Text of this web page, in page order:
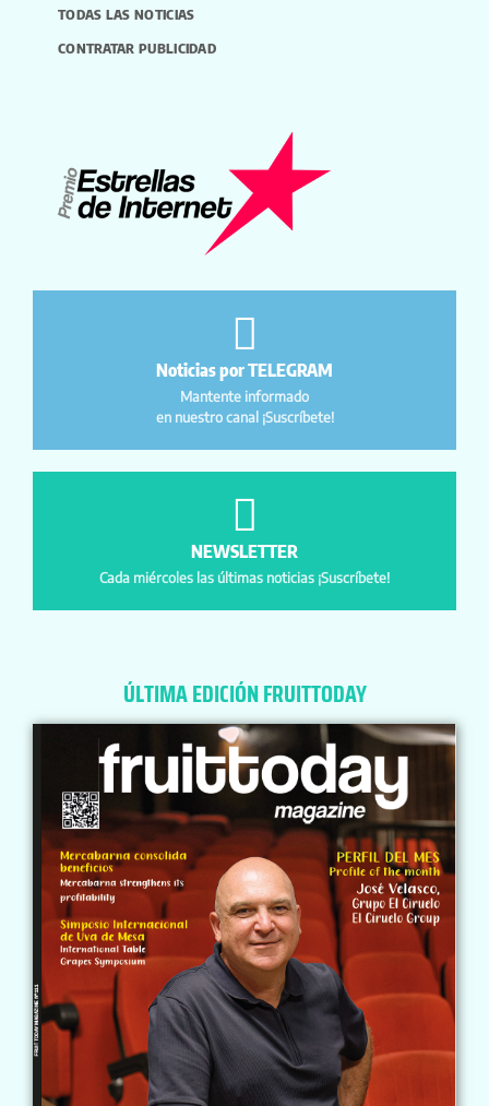
TODAS LAS NOTICIAS
CONTRATAR PUBLICIDAD
Noticias por TELEGRAM
Mantente informado
en nuestro canal ¡Suscríbete!
NEWSLETTER
Cada miércoles las últimas noticias ¡Suscríbete!
ÚLTIMA EDICIÓN FRUITTODAY